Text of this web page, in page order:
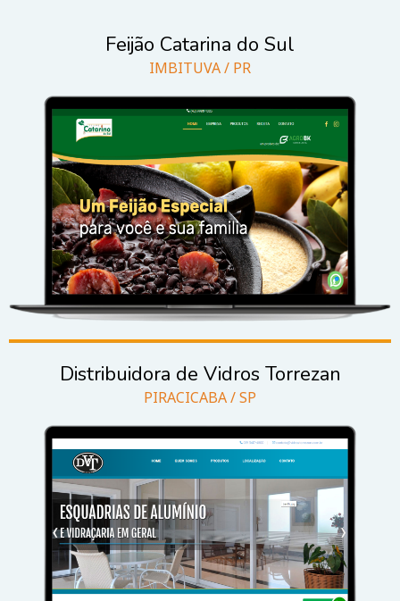
Feijão Catarina do Sul
IMBITUVA / PR
Distribuidora de Vidros Torrezan
PIRACICABA / SP